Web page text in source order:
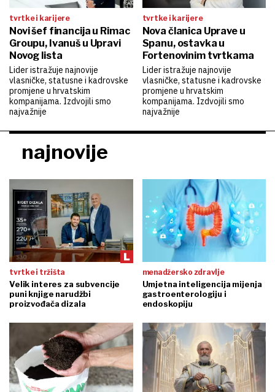
tvrtke i karijere
Novi šef financija u Rimac
Groupu, Ivanuš u Upravi
Novog lista
Lider istražuje najnovije
vlasničke, statusne i kadrovske
promjene u hrvatskim
kompanijama. Izdvojili smo
najvažnije
tvrtke i karijere
Nova članica Uprave u
Spanu, ostavka u
Fortenovinim tvrtkama
Lider istražuje najnovije
vlasničke, statusne i kadrovske
promjene u hrvatskim
kompanijama. Izdvojili smo
najvažnije
najnovije
tvrtke i tržišta
Velik interes za subvencije
puni knjige narudžbi
proizvođača dizala
menadžersko zdravlje
Umjetna inteligencija mijenja
gastroenterologiju i
endoskopiju